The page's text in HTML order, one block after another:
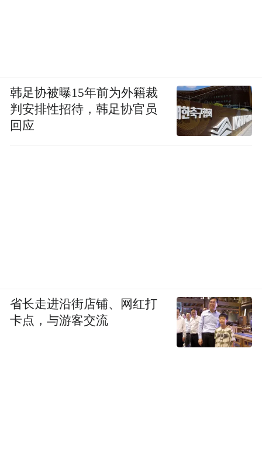
韩足协被曝15年前为外籍裁
判安排性招待，韩足协官员
回应
省长走进沿街店铺、网红打
卡点，与游客交流